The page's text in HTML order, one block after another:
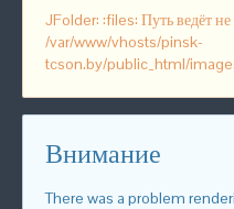
JFolder: :files: Путь ведёт не
/var/www/vhosts/pinsk-
tcson.by/public_html/
Внимание
There was a problem